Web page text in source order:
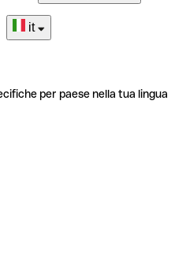
it
per paese nella tua lingua